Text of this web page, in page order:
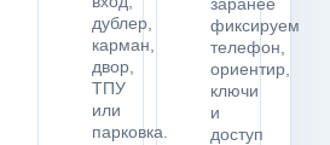
дублер,
карман,
двор,
ТПУ
или
парковка.
фиксируем
телефон,
ориентир,
ключи
и
доступ